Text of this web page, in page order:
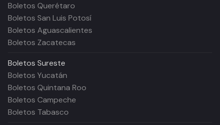
Boletos Querétaro
Boletos San Luis Potosí
Boletos Aguascalientes
Boletos Zacatecas
Boletos Sureste
Boletos Yucatán
Boletos Quintana Roo
Boletos Campeche
Boletos Tabasco